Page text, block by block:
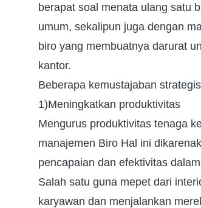
berapat soal menata ulang satu
umum, sekalipun juga dengan
biro yang membuatnya darurat
kantor.
Beberapa kemustajaban
1)Meningkatkan produktivitas
Mengurus produktivitas tenaga
manajemen Biro Hal ini
pencapaian dan efektivitas
Salah satu guna mepet dari
karyawan dan menjalankan